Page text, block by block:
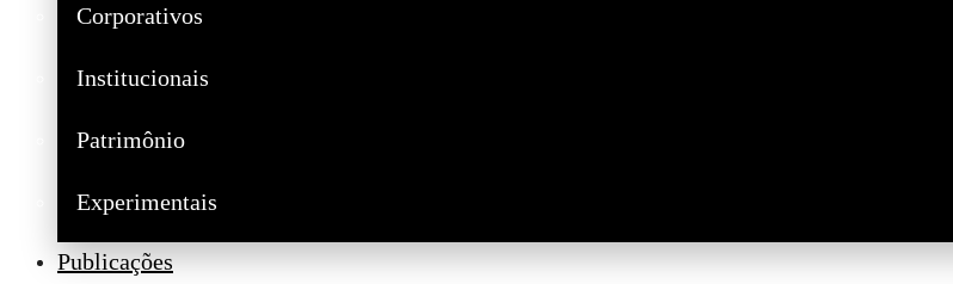
Corporativos
Institucionais
Patrimônio
Experimentais
Publicações